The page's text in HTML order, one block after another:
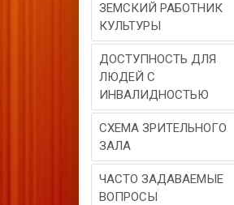
ЗЕМСКИЙ РАБОТНИК
КУЛЬТУРЫ
ДОСТУПНОСТЬ ДЛЯ
ЛЮДЕЙ С
ИНВАЛИДНОСТЬЮ
СХЕМА ЗРИТЕЛЬНОГО
ЗАЛА
ЧАСТО ЗАДАВАЕМЫЕ
ВОПРОСЫ